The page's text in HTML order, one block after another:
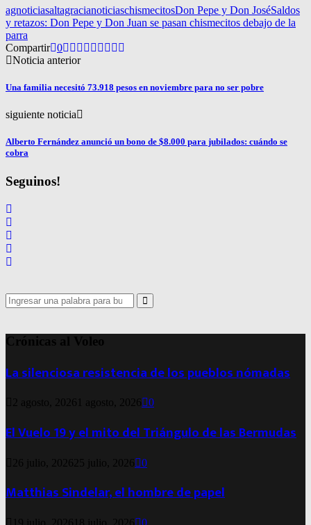
agnoticiasaltagracianoticiaschismecitosDon Pepe y Don JoséSaldos
y retazos: Don Pepe y Don Juan se pasan chismecitos debajo de la
parra
Compartir 0
Noticia anterior
Una familia necesitó 73.918 pesos en noviembre para no ser pobre
siguiente noticia
Alberto Fernández anunció un bono de $8.000 para jubilados: cuándo se
cobra
Seguinos!
Search
for:
Search
Crónicas al Voleo
La silenciosa resistencia de los pueblos nómadas
2 agosto, 2026 1 agosto, 2026 0
El Vuelo 19 y el mito del Triángulo de las Bermudas
26 julio, 2026 25 julio, 2026 0
Matthias Sindelar, el hombre de papel